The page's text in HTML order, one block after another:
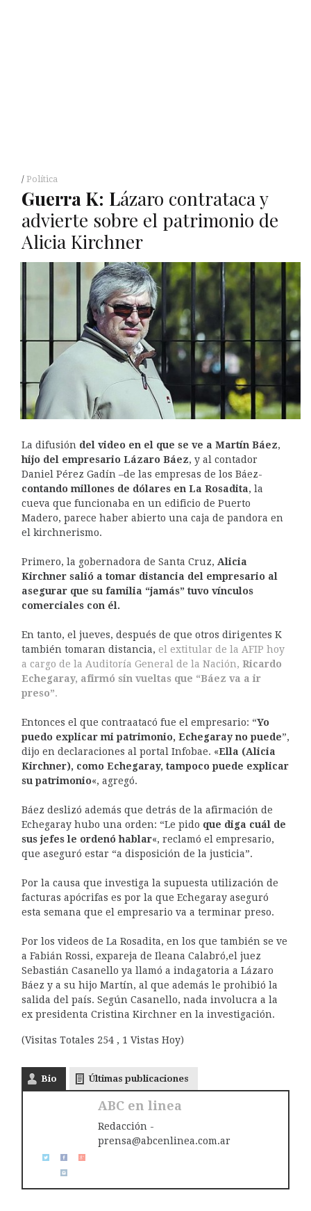
Política
Guerra K: Lázaro contrataca y
advierte sobre el patrimonio de
Alicia Kirchner
La difusión del video en el que se ve a Martín Báez,
hijo del empresario Lázaro Báez, y al contador
Daniel Pérez Gadín –de las empresas de los Báez-
contando millones de dólares en La Rosadita, la
cueva que funcionaba en un edificio de Puerto
Madero, parece haber abierto una caja de pandora en
el kirchnerismo.
Primero, la gobernadora de Santa Cruz, Alicia
Kirchner salió a tomar distancia del empresario al
asegurar que su familia “jamás” tuvo vínculos
comerciales con él.
En tanto, el jueves, después de que otros dirigentes K
también tomaran distancia, el extitular de la AFIP hoy
a cargo de la Auditoría General de la Nación, Ricardo
Echegaray, afirmó sin vueltas que “Báez va a ir
preso”.
Entonces el que contraatacó fue el empresario: “Yo
puedo explicar mi patrimonio, Echegaray no puede”,
dijo en declaraciones al portal Infobae. «Ella (Alicia
Kirchner), como Echegaray, tampoco puede explicar
su patrimonio«, agregó.
Báez deslizó además que detrás de la afirmación de
Echegaray hubo una orden: “Le pido que diga cuál de
sus jefes le ordenó hablar«, reclamó el empresario,
que aseguró estar “a disposición de la justicia”.
Por la causa que investiga la supuesta utilización de
facturas apócrifas es por la que Echegaray aseguró
esta semana que el empresario va a terminar preso.
Por los videos de La Rosadita, en los que también se ve
a Fabián Rossi, expareja de Ileana Calabró,el juez
Sebastián Casanello ya llamó a indagatoria a Lázaro
Báez y a su hijo Martín, al que además le prohibió la
salida del país. Según Casanello, nada involucra a la
ex presidenta Cristina Kirchner en la investigación.
(Visitas Totales 254 , 1 Vistas Hoy)
Bio Últimas publicaciones
ABC en linea
Redacción -
prensa@abcenlinea.com.ar